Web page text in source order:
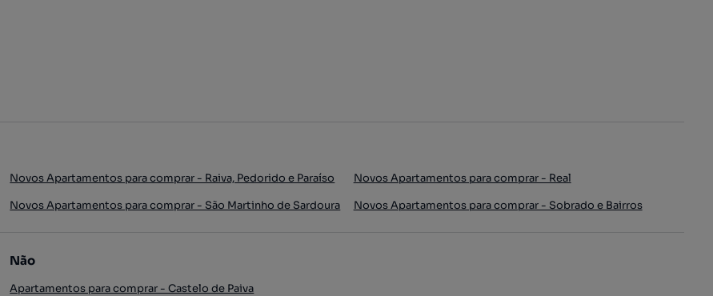
Novos Apartamentos para comprar - Raiva, Pedorido e Paraíso
Novos Apartamentos para comprar - Real
Novos Apartamentos para comprar - São Martinho de Sardoura Novos Apartamentos para comprar - Sobrado e Bairros
Não
Apartamentos para comprar - Castelo de Paiva